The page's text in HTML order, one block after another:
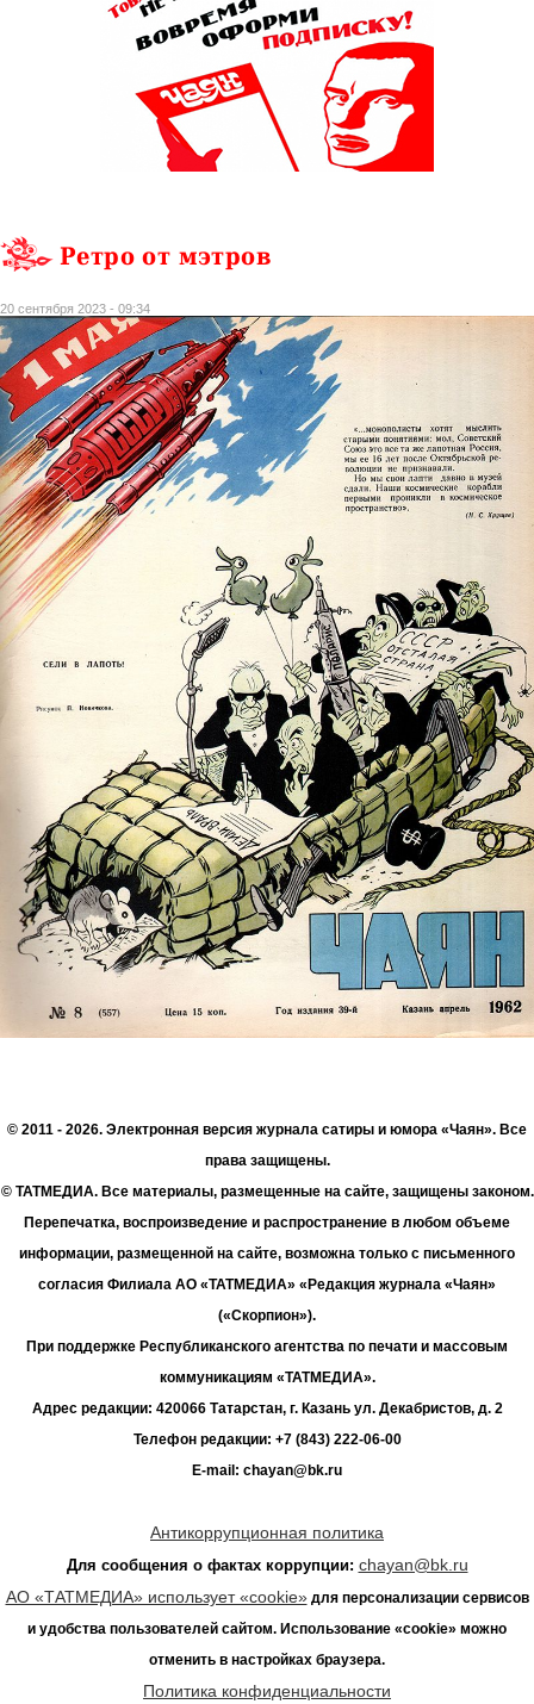
Ретро от мэтров
20 сентября 2023 - 09:34
© 2011 - 2026. Электронная версия журнала сатиры и юмора «Чаян». Все
права защищены.
© ТАТМЕДИА. Все материалы, размещенные на сайте, защищены законом.
Перепечатка, воспроизведение и распространение в любом объеме
информации, размещенной на сайте, возможна только с письменного
согласия Филиала АО «ТАТМЕДИА» «Редакция журнала «Чаян»
(«Скорпион»).
При поддержке Республиканского агентства по печати и массовым
коммуникациям «ТАТМЕДИА».
Адрес редакции: 420066 Татарстан, г. Казань ул. Декабристов, д. 2
Телефон редакции: +7 (843) 222-06-00
E-mail: chayan@bk.ru
Антикоррупционная политика
Для сообщения о фактах коррупции: chayan@bk.ru
АО «ТАТМЕДИА» использует «cookie»для персонализации сервисов
и удобства пользователей сайтом. Использование «cookie» можно
отменить в настройках браузера.
Политика конфиденциальности